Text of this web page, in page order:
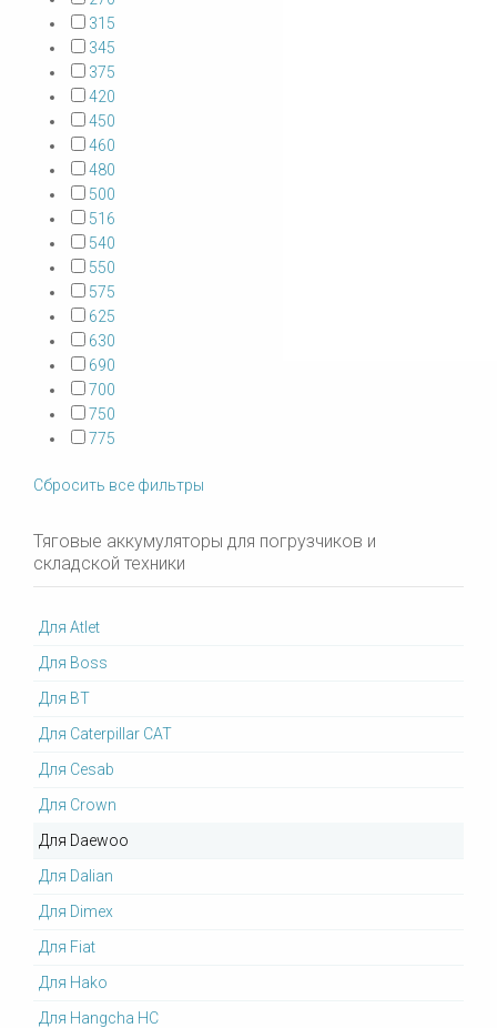
315
345
375
420
450
460
480
500
516
540
550
575
625
630
690
700
750
775
Сбросить все фильтры
Тяговые аккумуляторы для погрузчиков и
складской техники
Для Atlet
Для Boss
Для BT
Для Caterpillar CAT
Для Cesab
Для Crown
Для Daewoo
Для Dalian
Для Dimex
Для Fiat
Для Hako
Для Hangcha HC